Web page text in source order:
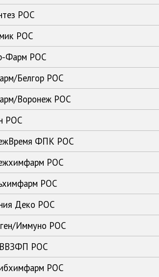
РОС
РОС
Фарм РОС
Белгор РОС
Воронеж РОС
РОС
ФПК РОС
РОС
РОС
Деко РОС
Иммуно РОС
ВВЗФП РОС
РОС